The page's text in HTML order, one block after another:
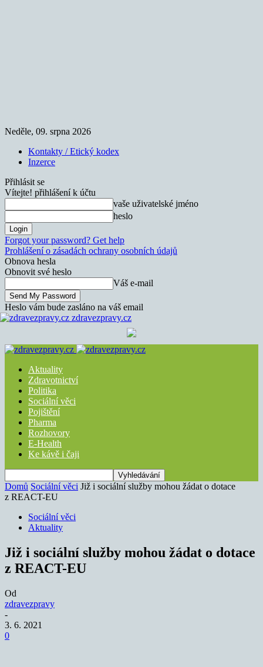
Neděle, 09. srpna 2026
Kontakty / Etický kodex
Inzerce
Přihlásit se
Vítejte! přihlášení k účtu
vaše uživatelské jméno
heslo
Forgot your password? Get help
Prohlášení o zásadách ochrany osobních údajů
Obnova hesla
Obnovit své heslo
Váš e-mail
Heslo vám bude zasláno na váš email
zdravezpravy.cz
Aktuality
Zdravotnictví
Politika
Sociální věci
Pojištění
Pharma
Rozhovory
E-Health
Ke kávě i čaji
Domů Sociální věci Již i sociální služby mohou žádat o dotace
z REACT-EU
Sociální věci
Aktuality
Již i sociální služby mohou žádat o dotace
z REACT-EU
Od
zdravezpravy
-
3. 6. 2021
0